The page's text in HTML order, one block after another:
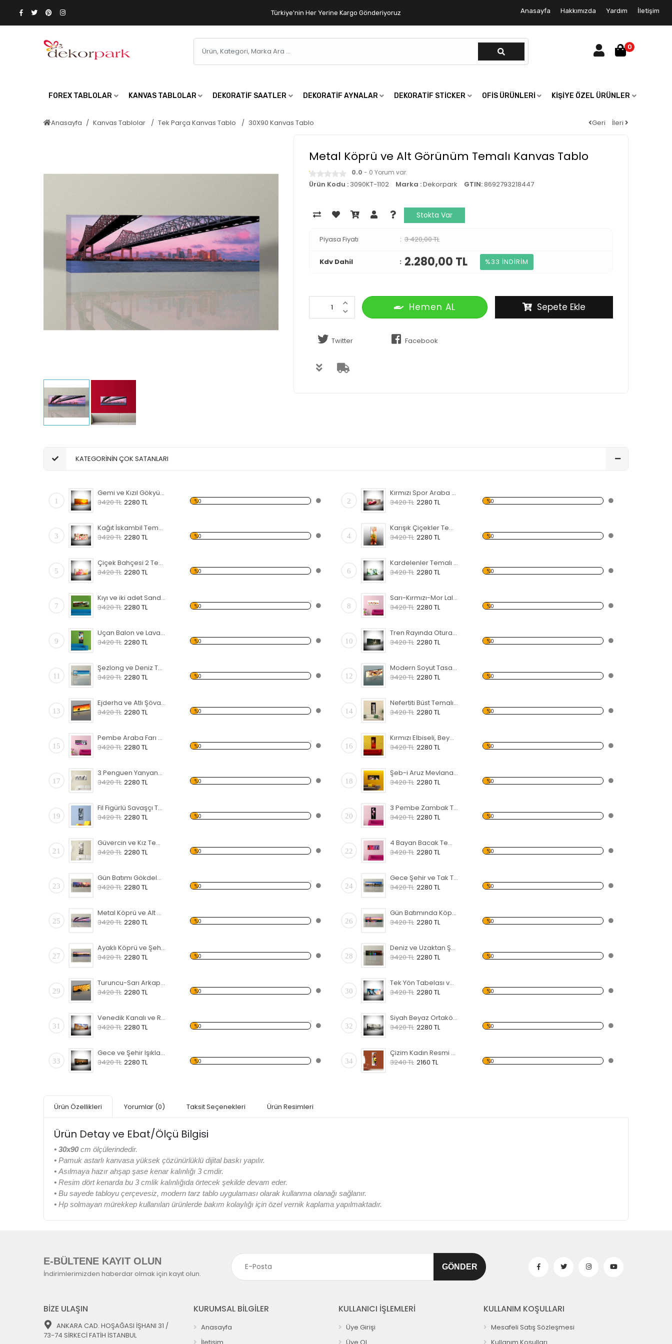
Türkiye'nin Her Yerine Kargo Gönderiyoruz Anasayfa Hakkımızda Yardım İletişim
0
FOREX TABLOLAR KANVAS TABLOLAR DEKORATIF SAATLER DEKORATIF AYNALAR DEKORATIF STICKER OFIS ÜRÜNLERI KIŞIYE ÖZEL ÜRÜNLER
Anasayfa Kanvas Tablolar Tek Parça Kanvas Tablo 30X90 Kanvas Tablo Geri İleri
Metal Köprü ve Alt Görünüm Temalı Kanvas Tablo
0.0 - 0 Yorum var.
Ürün Kodu : 3090KT-1102 Marka :Dekorpark GTIN:8692793218447
Stokta Var
Piyasa Fiyatı 3.420,00 TL
Kdv Dahil 2.280,00 TL %33 İNDİRİM
Hemen AL Sepete Ekle
Twitter Facebook
KATEGORİNİN ÇOK SATANLARI
1
Gemi ve Kızıl Gökyüzü Kanvas Tablo
3420 TL 2280 TL %0 2
Kırmızı Spor Araba Kanvas Tablo
3420 TL 2280 TL %0
3
Kağıt İskambil Temalı Kanvas Tablo
3420 TL 2280 TL %0 4
Karışık Çiçekler Temalı Kanvas Tablo
3420 TL 2280 TL %0
5
Çiçek Bahçesi 2 Temalı Kanvas Tablo
3420 TL 2280 TL %0 6
Kardelenler Temalı Kanvas Tablo
3420 TL 2280 TL %0
7
Kıyı ve iki adet Sandal 2 Temalı Kanvas Tablo
3420 TL 2280 TL %0 8
Sarı-Kırmızı-Mor Lale Kanvas Tablo
3420 TL 2280 TL %0
9
Uçan Balon ve Lavanta Tarlaları Kanvas Tablo
3420 TL 2280 TL %0 10
Tren Rayında Oturan Kadın Temalı Kanvas Tablo
3420 TL 2280 TL %0
11
Şezlong ve Deniz Temalı Kanvas Tablo
3420 TL 2280 TL %0 12
Modern Soyut Tasarım 22 Kanvas Tablo
3420 TL 2280 TL %0
13
Ejderha ve Atlı Şövalye Temalı Kanvas Tablo
3420 TL 2280 TL %0 14
Nefertiti Büst Temalı Kanvas Tablo
3420 TL 2280 TL %0
15
Pembe Araba Farı Temalı Kanvas Tablo
3420 TL 2280 TL %0 16
Kırmızı Elbiseli, Beyaz Maskeli Kadın Temalı Kanvas Tablo
3420 TL 2280 TL %0
17
3 Penguen Yanyana Temalı Kanvas Tablo
3420 TL 2280 TL %0 18
Şeb-i Aruz Mevlana Temalı Kanvas Tablo
3420 TL 2280 TL %0
19
Fil Figürlü Savaşçı Temalı Kanvas Tablo
3420 TL 2280 TL %0 20
3 Pembe Zambak Temalı Kanvas Tablo
3420 TL 2280 TL %0
21
Güvercin ve Kız Temalı Kanvas Tablo
3420 TL 2280 TL %0 22
4 Bayan Bacak Temalı Kanvas Tablo
3420 TL 2280 TL %0
23
Gün Batımı Gökdelen ve Şehir Temalı Kanvas Tablo
3420 TL 2280 TL %0 24
Gece Şehir ve Tak Temalı Kanvas Tablo
3420 TL 2280 TL %0
25
Metal Köprü ve Alt Görünüm Temalı Kanvas Tablo
3420 TL 2280 TL %0 26
Gün Batımında Köprü ve Şehir Temalı Kanvas Tablo
3420 TL 2280 TL %0
27
Ayaklı Köprü ve Şehir Temalı Kanvas Tablo
3420 TL 2280 TL %0 28
Deniz ve Uzaktan Şehir Temalı Kanvas Tablo
3420 TL 2280 TL %0
29
Turuncu-Sarı Arkaplan ve Cami Temalı Kanvas Tablo
3420 TL 2280 TL %0 30
Tek Yön Tabelası ve Gökdelen Temalı Kanvas Tablo
3420 TL 2280 TL %0
31
Venedik Kanalı ve Renkli Evler Temalı Kanvas Tablo
3420 TL 2280 TL %0 32
Siyah Beyaz Ortaköy Cami Temalı Kanvas Tablo
3420 TL 2280 TL %0
33
Gece ve Şehir Işıkları Temalı Kanvas Tablo
3420 TL 2280 TL %0 34
Çizim Kadın Resmi Temalı Kanvas Tablo
3240 TL 2160 TL %0
Ürün Özellikleri Yorumlar (0) Taksit Seçenekleri Ürün Resimleri
Ürün Detay ve Ebat/Ölçü Bilgisi
• 30x90 cm ölçülerindedir.
• Pamuk astarlı kanvasa yüksek çözünürlüklü dijital baskı yapılır.
• Asılmaya hazır ahşap şase kenar kalınlığı 3 cmdir.
• Resim dört kenarda bu 3 cmlik kalınlığıda örtecek şekilde devam eder.
• Bu sayede tabloyu çerçevesiz, modern tarz tablo uygulaması olarak kullanma olanağı sağlanır.
• Hp solmayan mürekkep kullanılan ürünlerde bakım kolaylığı için özel vernik kaplama yapılmaktadır.
E-BÜLTENE KAYIT OLUN
İndirimlerimizden haberdar olmak için kayıt olun.
BİZE ULAŞIN
ANKARA CAD. HOŞAĞASI İŞHANI 31 /
73-74 SİRKECİ FATİH İSTANBUL
KURUMSAL BİLGİLER
Anasayfa
KULLANICI İŞLEMLERİ
Üye Girişi
KULLANIM KOŞULLARI
Mesafeli Satış Sözleşmesi